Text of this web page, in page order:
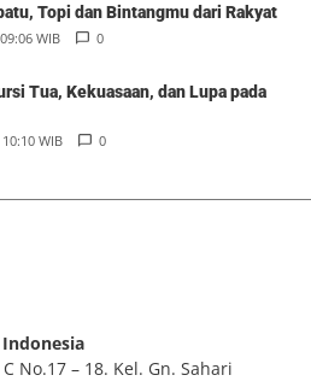
Topi dan Bintangmu dari Rakyat
WIB 0
Tua, Kekuasaan, dan Lupa pada
WIB 0
No.17 – 18. Kel. Gn. Sahari